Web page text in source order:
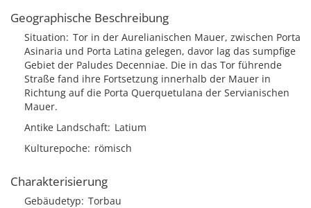
Geographische Beschreibung
Situation Tor in der Aurelianischen Mauer, zwischen Porta
Asinaria und Porta Latina gelegen, davor lag das sumpfige
Gebiet der Paludes Decenniae. Die in das Tor führende
Straße fand ihre Fortsetzung innerhalb der Mauer in
Richtung auf die Porta Querquetulana der Servianischen
Mauer.
Antike Landschaft Latium
Kulturepoche römisch
Charakterisierung
Gebäudetyp Torbau